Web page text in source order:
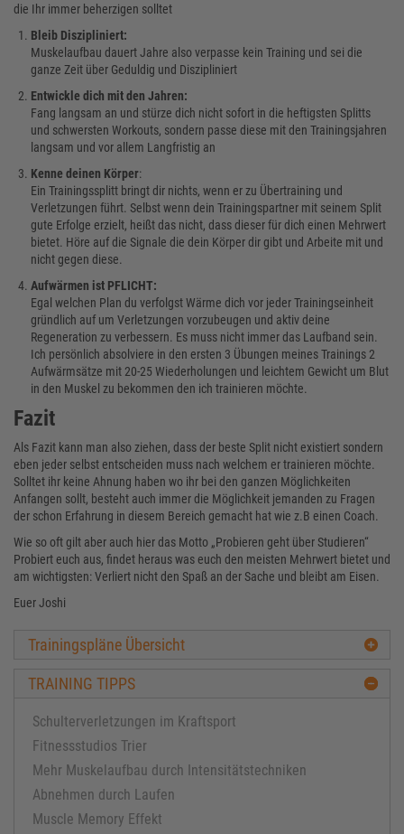
die Ihr immer beherzigen solltet
Bleib Diszipliniert:
Muskelaufbau dauert Jahre also verpasse kein Training und sei die
ganze Zeit über Geduldig und Diszipliniert
Entwickle dich mit den Jahren:
Fang langsam an und stürze dich nicht sofort in die heftigsten Splitts
und schwersten Workouts, sondern passe diese mit den Trainingsjahren
langsam und vor allem Langfristig an
Kenne deinen Körper:
Ein Trainingssplitt bringt dir nichts, wenn er zu Übertraining und
Verletzungen führt. Selbst wenn dein Trainingspartner mit seinem Split
gute Erfolge erzielt, heißt das nicht, dass dieser für dich einen Mehrwert
bietet. Höre auf die Signale die dein Körper dir gibt und Arbeite mit und
nicht gegen diese.
Aufwärmen ist PFLICHT:
Egal welchen Plan du verfolgst Wärme dich vor jeder Trainingseinheit
gründlich auf um Verletzungen vorzubeugen und aktiv deine
Regeneration zu verbessern. Es muss nicht immer das Laufband sein.
Ich persönlich absolviere in den ersten 3 Übungen meines Trainings 2
Aufwärmsätze mit 20-25 Wiederholungen und leichtem Gewicht um Blut
in den Muskel zu bekommen den ich trainieren möchte.
Fazit
Als Fazit kann man also ziehen, dass der beste Split nicht existiert sondern
eben jeder selbst entscheiden muss nach welchem er trainieren möchte.
Solltet ihr keine Ahnung haben wo ihr bei den ganzen Möglichkeiten
Anfangen sollt, besteht auch immer die Möglichkeit jemanden zu Fragen
der schon Erfahrung in diesem Bereich gemacht hat wie z.B einen Coach.
Wie so oft gilt aber auch hier das Motto „Probieren geht über Studieren“
Probiert euch aus, findet heraus was euch den meisten Mehrwert bietet und
am wichtigsten: Verliert nicht den Spaß an der Sache und bleibt am Eisen.
Euer Joshi
Trainingspläne Übersicht
TRAINING TIPPS
Schulterverletzungen im Kraftsport
Fitnessstudios Trier
Mehr Muskelaufbau durch Intensitätstechniken
Abnehmen durch Laufen
Muscle Memory Effekt